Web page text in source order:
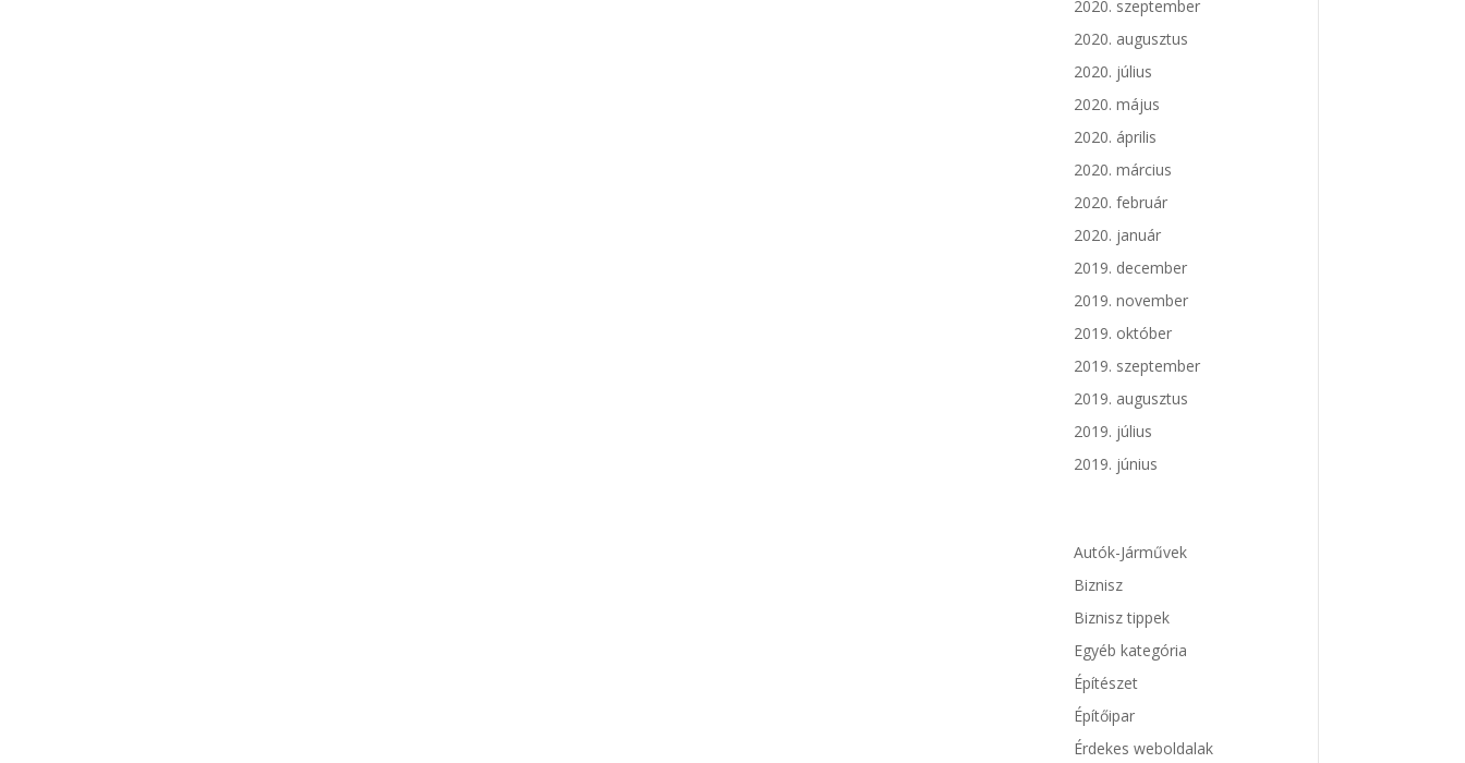
2020. szeptember
2020. augusztus
2020. július
2020. május
2020. április
2020. március
2020. február
2020. január
2019. december
2019. november
2019. október
2019. szeptember
2019. augusztus
2019. július
2019. június
Autók-Járművek
Biznisz
Biznisz tippek
Egyéb kategória
Építészet
Építőipar
Érdekes weboldalak